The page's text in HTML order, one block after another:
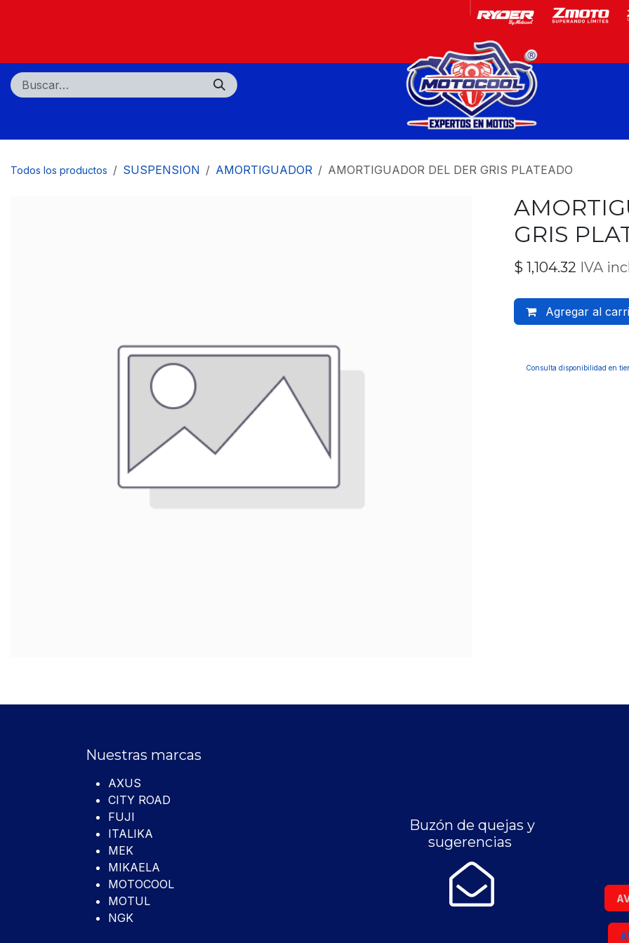
Todos los productos SUSPENSION AMORTIGUADOR AMORTIGUADOR DEL DER GRIS PLATEADO
GRIS
$ 1,104.32 IVA
Agregar al
Consulta disponibilidad en
Nuestras marcas
AXUS
CITY ROAD
FUJI
ITALIKA
MEK
MIKAELA
MOTOCOOL
MOTUL
NGK
Buzón de quejas y
sugerencias